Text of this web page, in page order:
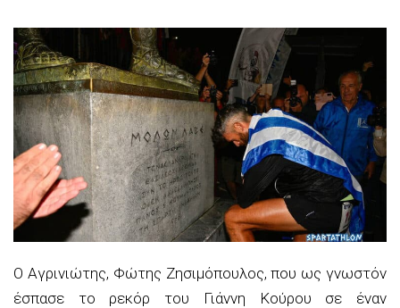
Ο Αγρινιώτης, Φώτης Ζησιμόπουλος, που ως γνωστόν
έσπασε το ρεκόρ του Γιάννη Κούρου σε έναν